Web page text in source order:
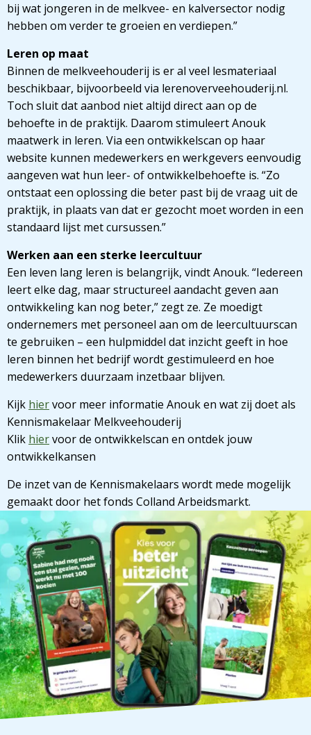
bij wat jongeren in de melkvee- en kalversector nodig
hebben om verder te groeien en verdiepen.”
Leren op maat
Binnen de melkveehouderij is er al veel lesmateriaal
beschikbaar, bijvoorbeeld via lerenoverveehouderij.nl.
Toch sluit dat aanbod niet altijd direct aan op de
behoefte in de praktijk. Daarom stimuleert Anouk
maatwerk in leren. Via een ontwikkelscan op haar
website kunnen medewerkers en werkgevers eenvoudig
aangeven wat hun leer- of ontwikkelbehoefte is. “Zo
ontstaat een oplossing die beter past bij de vraag uit de
praktijk, in plaats van dat er gezocht moet worden in een
standaard lijst met cursussen.”
Werken aan een sterke leercultuur
Een leven lang leren is belangrijk, vindt Anouk. “Iedereen
leert elke dag, maar structureel aandacht geven aan
ontwikkeling kan nog beter,” zegt ze. Ze moedigt
ondernemers met personeel aan om de leercultuurscan
te gebruiken – een hulpmiddel dat inzicht geeft in hoe
leren binnen het bedrijf wordt gestimuleerd en hoe
medewerkers duurzaam inzetbaar blijven.
Kijk hiervoor meer informatie Anouk en wat zij doet als
Kennismakelaar Melkveehouderij
Klik hiervoor de ontwikkelscan en ontdek jouw
ontwikkelkansen
De inzet van de Kennismakelaars wordt mede mogelijk
gemaakt door het fonds Colland Arbeidsmarkt.